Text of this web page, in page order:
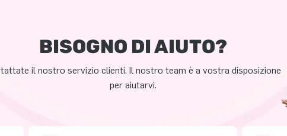
BISOGNO DI AIUTO?
il nostro servizio clienti. Il nostro team è a vostra disposizione
per aiutarvi.